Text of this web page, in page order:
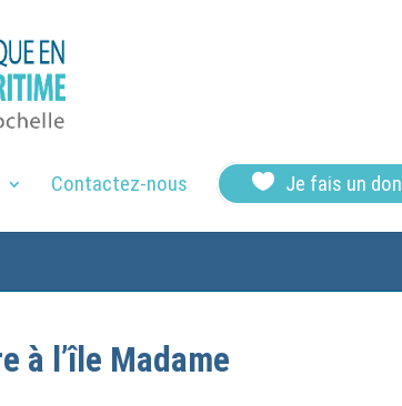
Contactez-nous  Je fais un don
à l’île Madame